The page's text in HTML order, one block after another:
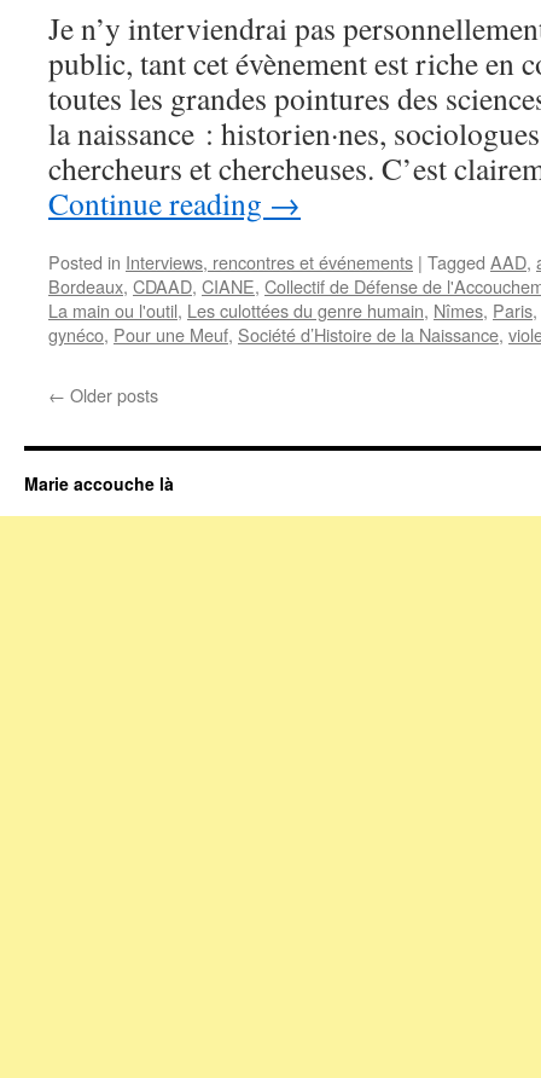
Je n’y interviendrai pas
public, tant cet évènement est riche en
toutes les grandes pointures des
la naissance : historien·nes,
chercheurs et chercheuses. C’est
Continue reading →
Posted in Interviews, rencontres et événements | Tagged AAD,
Bordeaux, CDAAD, CIANE, Collectif de Défense de
La main ou l'outil, Les culottées du genre humain, Nîmes, Paris,
gynéco, Pour une Meuf, Société d’Histoire de la Naissance,
← Older posts
Marie accouche là